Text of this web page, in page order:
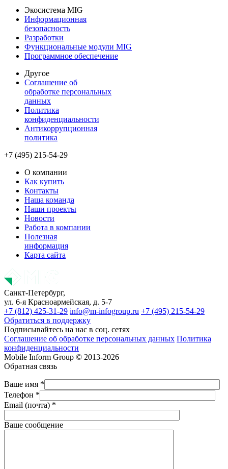
Экосистема MIG
Информационная
безопасность
Разработки
Функциональные модули MIG
Программное обеспечение
Другое
Соглашение об
обработке персональных
данных
Политика
конфиденциальности
Антикоррупционная
политика
+7 (495) 215-54-29
О компании
Как купить
Контакты
Наша команда
Наши проекты
Новости
Работа в компании
Полезная
информация
Карта сайта
Санкт-Петербург,
ул. 6-я Красноармейская, д. 5-7
+7 (812) 425-31-29 info@m-infogroup.ru +7 (495) 215-54-29
Обратиться в поддержку
Подписывайтесь на нас в соц. сетях
Соглашение об обработке персональных данных Политика
конфиденциальности
Mobile Inform Group © 2013-2026
Обратная связь
Ваше имя *
Телефон *
Email (почта) *
Ваше сообщение